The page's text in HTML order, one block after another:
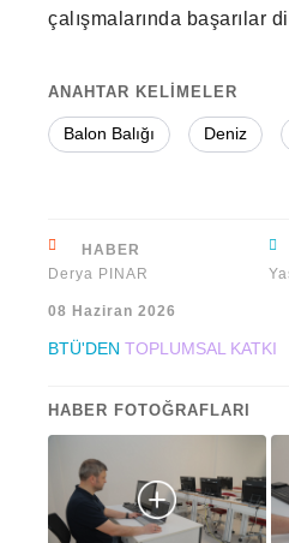
çalışmalarında başarılar
ANAHTAR KELİMELER
Balon Balığı Deniz
HABER
Derya PINAR
08 Haziran 2026
BTÜ'DEN TOPLUMSAL KATKI
HABER FOTOĞRAFLARI